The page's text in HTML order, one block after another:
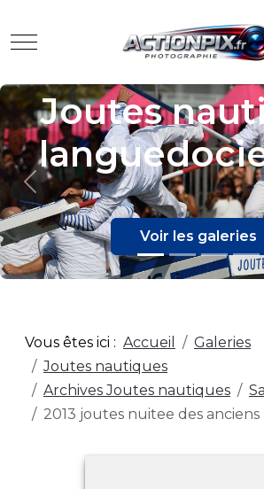
Mobile Menu Toggle
Joutes
Voir les galeries
Previous
Vous êtes ici : Accueil
Galeries
Joutes nautiques
Archives Joutes nautiques
2013 joutes nuitee des anciens